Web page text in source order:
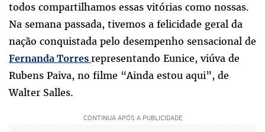
todos compartilhamos essas vitórias como nossas.
Na semana passada, tivemos a felicidade geral da
nação conquistada pelo desempenho sensacional de
Fernanda Torres representando Eunice, viúva de
Rubens Paiva, no filme “Ainda estou aqui”, de
Walter Salles.